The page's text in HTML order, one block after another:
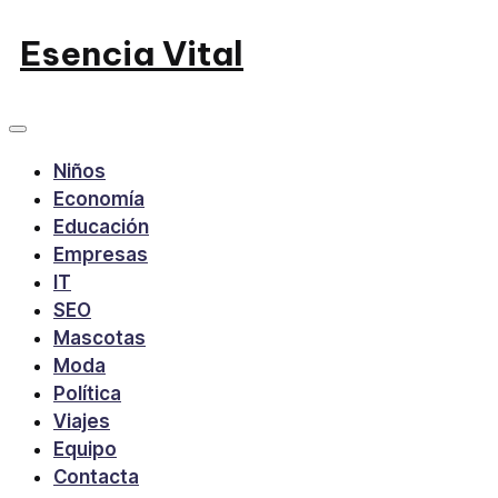
Saltar
al
Esencia Vital
Niños
Economía
Educación
Empresas
IT
SEO
Mascotas
Moda
Política
Viajes
Equipo
Contacta